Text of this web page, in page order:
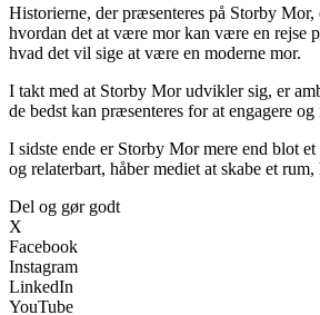
Historierne, der præsenteres på Storby
hvordan det at være mor kan være en rejse
hvad det vil sige at være en moderne mor.
I takt med at Storby Mor udvikler sig, er
de bedst kan præsenteres for at engagere
I sidste ende er Storby Mor mere end blot
og relaterbart, håber mediet at skabe et
Del og gør godt
X
Facebook
Instagram
LinkedIn
YouTube